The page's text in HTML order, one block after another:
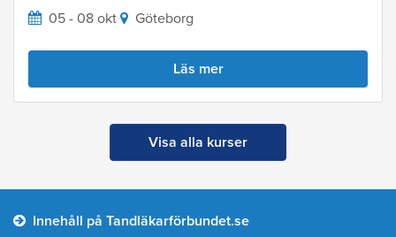
05 - 08 okt Göteborg
Läs mer
Visa alla kurser
Innehåll på Tandläkarförbundet.se